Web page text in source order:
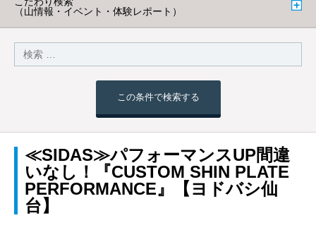
（山情報・イベント・体験レポート）
この条件で検索する
≪SIDAS≫パフォーマンスUP間違
いなし！『CUSTOM SHIN PLATE
PERFORMANCE』【ヨドバシ仙
台】